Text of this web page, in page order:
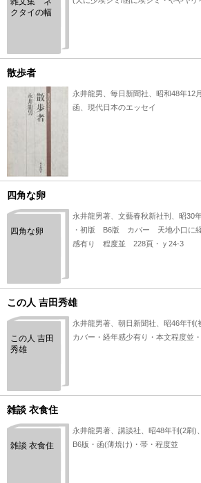
クタイの幅
散歩者
永井龍男、毎日新聞社、昭和48年12
函、現代日本のエッセイ
四角な卵
四角な卵
永井龍男著、文藝春秋新社刊、昭30
・初版 B6版 カバー 天地小口に
感有り 程度並 228頁・ｙ24-3
この人 吉田秀雄
この人 吉田
秀雄
永井龍男著、朝日新聞社、昭46年刊(
カバー・経年感少有り・本文程度並
雑談 衣食住
雑談 衣食住
永井龍男著、講談社、昭48年刊(2刷)
B6版・函(薄焼け)・帯・程度並